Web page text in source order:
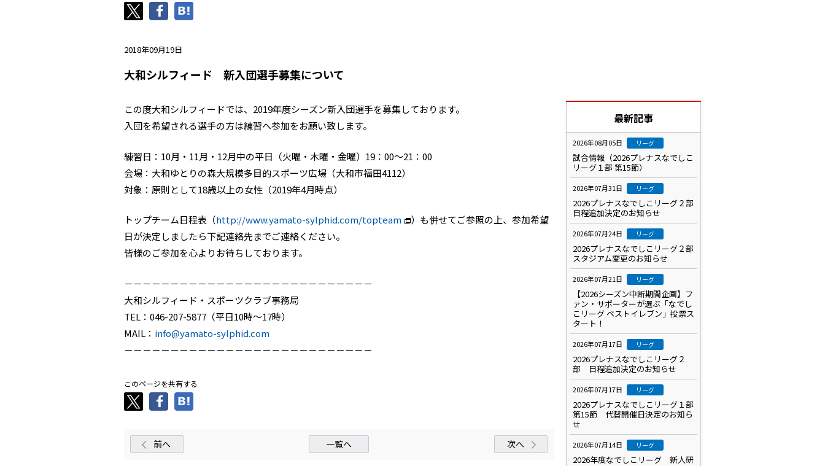
2018年09月19日
大和シルフィード 新入団選手募集について
この度大和シルフィードでは、2019年度シーズン新入団選手を募集しております。
入団を希望される選手の方は練習へ参加をお願い致します。
練習日：10月・11月・12月中の平日（火曜・木曜・金曜）19：00～21：00
会場：大和ゆとりの森大規模多目的スポーツ広場（大和市福田4112）
対象：原則として18歳以上の女性（2019年4月時点）
トップチーム日程表（http://www.yamato-sylphid.com/topteam
）も併せてご参照の上、参加希望
日が決定しましたら下記連絡先までご連絡ください。
皆様のご参加を心よりお待ちしております。
－－－－－－－－－－－－－－－－－－－－－－－－－－－
大和シルフィード・スポーツクラブ事務局
TEL：046-207-5877（平日10時～17時）
MAIL： info@yamato-sylphid.com
－－－－－－－－－－－－－－－－－－－－－－－－－－－
このページを共有する
前へ 一覧へ 次へ
最新記事
2026年08月05日 リーグ
試合情報（2026プレナスなでしこ
リーグ１部 第15節）
2026年07月31日 リーグ
2026プレナスなでしこリーグ２部
日程追加決定のお知らせ
2026年07月24日 リーグ
2026プレナスなでしこリーグ２部
スタジアム変更のお知らせ
2026年07月21日 リーグ
【2026シーズン中断期間企画】フ
ァン・サポーターが選ぶ「なでし
こリーグ ベストイレブン」投票ス
タート！
2026年07月17日 リーグ
2026プレナスなでしこリーグ２
部 日程追加決定のお知らせ
2026年07月17日 リーグ
2026プレナスなでしこリーグ１部
第15節 代替開催日決定のお知ら
せ
2026年07月14日 リーグ
2026年度なでしこリーグ 新人研